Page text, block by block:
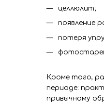
целлюлит;
появление
потеря
Кроме того,
периоде:
привычному